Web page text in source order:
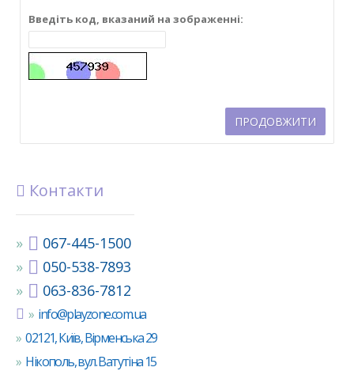
Введіть код, вказаний на зображенні:
ПРОДОВЖИТИ
Контакти
067-445-1500
050-538-7893
063-836-7812
info@playzone.com.ua
02121, Київ, Вірменська 29
Нікополь, вул. Ватутіна 15